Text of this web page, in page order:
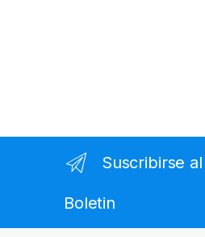
Suscribirse al
Boletin